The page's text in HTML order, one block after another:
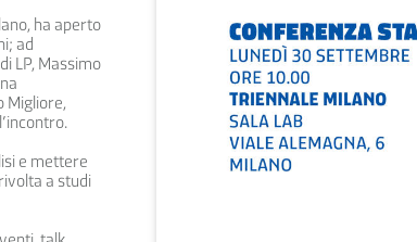
ha aperto
ad
LP, Massimo
Migliore,
e mettere
a studi